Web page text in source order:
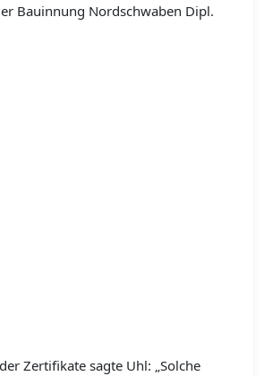
Bauinnung Nordschwaben Dipl.
Zertifikate sagte Uhl: „Solche